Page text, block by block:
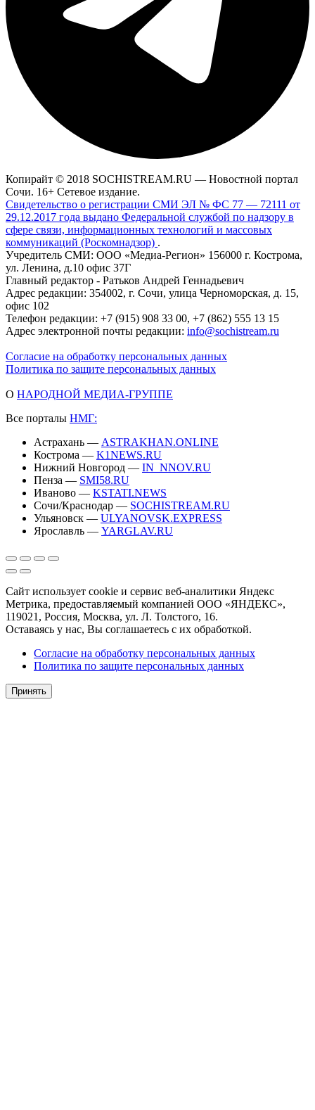
Копирайт © 2018 SOCHISTREAM.RU — Новостной портал
Сочи. 16+ Сетевое издание.
Свидетельство о регистрации СМИ ЭЛ № ФС 77 — 72111 от
29.12.2017 года выдано Федеральной службой по надзору в
сфере связи, информационных технологий и массовых
коммуникаций (Роскомнадзор) .
Учредитель СМИ: ООО «Медиа-Регион» 156000 г. Кострома,
ул. Ленина, д.10 офис 37Г
Главный редактор - Ратьков Андрей Геннадьевич
Адрес редакции: 354002, г. Сочи, улица Черноморская, д. 15,
офис 102
Телефон редакции: +7 (915) 908 33 00, +7 (862) 555 13 15
Адрес электронной почты редакции: info@sochistream.ru
Согласие на обработку персональных данных
Политика по защите персональных данных
О НАРОДНОЙ МЕДИА-ГРУППЕ
Все порталы НМГ:
Астрахань — ASTRAKHAN.ONLINE
Кострома — K1NEWS.RU
Нижний Новгород — IN_NNOV.RU
Пенза — SMI58.RU
Иваново — KSTATI.NEWS
Сочи/Краснодар — SOCHISTREAM.RU
Ульяновск — ULYANOVSK.EXPRESS
Ярославль — YARGLAV.RU
Сайт использует cookie и сервис веб-аналитики Яндекс
Метрика, предоставляемый компанией ООО «ЯНДЕКС»,
119021, Россия, Москва, ул. Л. Толстого, 16.
Оставаясь у нас, Вы соглашаетесь с их обработкой.
Согласие на обработку персональных данных
Политика по защите персональных данных
Принять